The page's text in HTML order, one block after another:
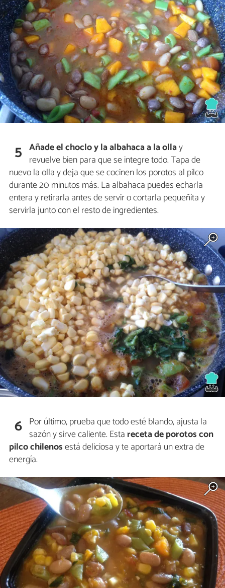
5 Añade el choclo y la albahaca a la ollay
revuelve bien para que se integre todo. Tapa de
nuevo la olla y deja que se cocinen los porotos al pilco
durante 20 minutos más. La albahaca puedes echarla
entera y retirarla antes de servir o cortarla pequeñita y
servirla junto con el resto de ingredientes.
6 Por último, prueba que todo esté blando, ajusta la
sazón y sirve caliente. Esta receta de porotos con
pilco chilenosestá deliciosa y te aportará un extra de
energía.